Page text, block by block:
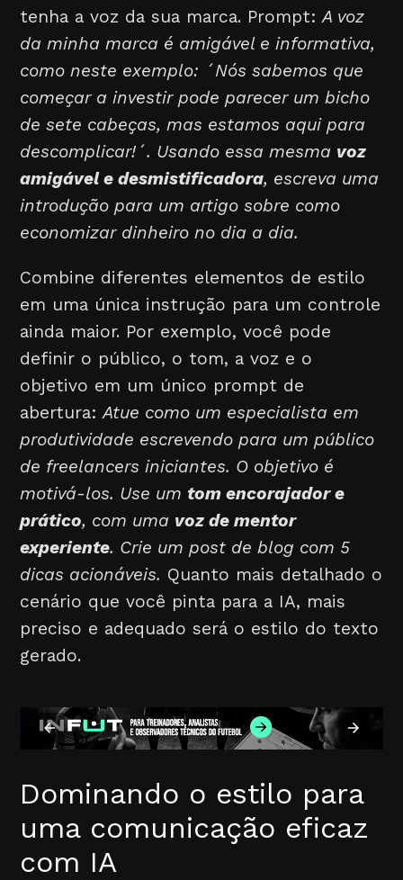
tenha a voz da sua marca. Prompt:A voz
da minha marca é amigável e informativa,
como neste exemplo: ´Nós sabemos que
começar a investir pode parecer um bicho
de sete cabeças, mas estamos aqui para
descomplicar!´. Usando essa mesma voz
amigável e desmistificadora, escreva uma
introdução para um artigo sobre como
economizar dinheiro no dia a dia.
Combine diferentes elementos de estilo
em uma única instrução para um controle
ainda maior. Por exemplo, você pode
definir o público, o tom, a voz e o
objetivo em um único prompt de
abertura:Atue como um especialista em
produtividade escrevendo para um público
de freelancers iniciantes. O objetivo é
motivá-los. Use um tom encorajador e
prático, com uma voz de mentor
experiente. Crie um post de blog com 5
dicas acionáveis. Quanto mais detalhado o
cenário que você pinta para a IA, mais
preciso e adequado será o estilo do texto
gerado.
Dominando o estilo para
uma comunicação eficaz
com IA